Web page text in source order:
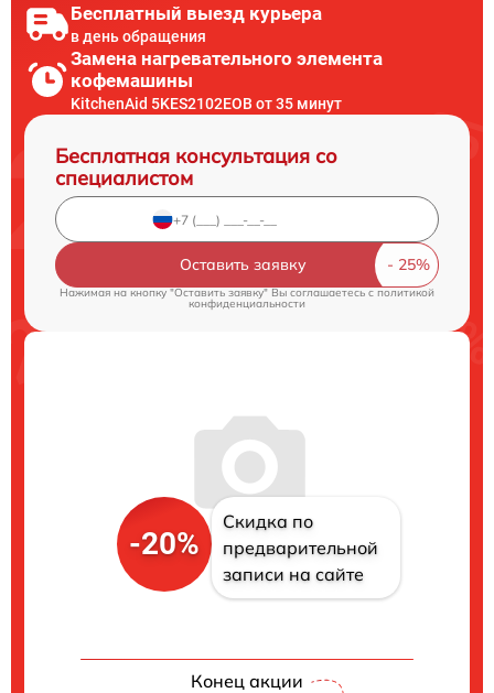
Бесплатный выезд курьера
в день обращения
Замена нагревательного элемента
кофемашины
KitchenAid 5KES2102EOB от 35 минут
Бесплатная консультация со
специалистом
Оставить заявку
Нажимая на кнопку "Оставить заявку" Вы соглашаетесь cполитикой
конфиденциальности
-20%
Скидка по
предварительной
записи на сайте
Конец акции